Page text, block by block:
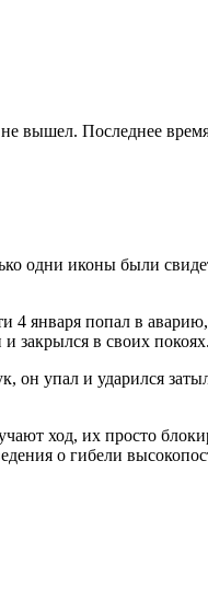
вышел. Последнее
одни иконы были
4 января попал в
закрылся в своих покоях.
он упал и ударился
ход, их просто
о гибели